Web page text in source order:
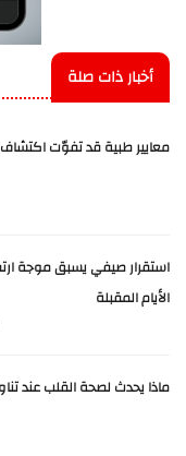
أخبار ذات صلة
معايير طبية قد تفوّت
استقرار صيفي يسبق موجة
الأيام المقبلة
ماذا يحدث لصحة القلب عند